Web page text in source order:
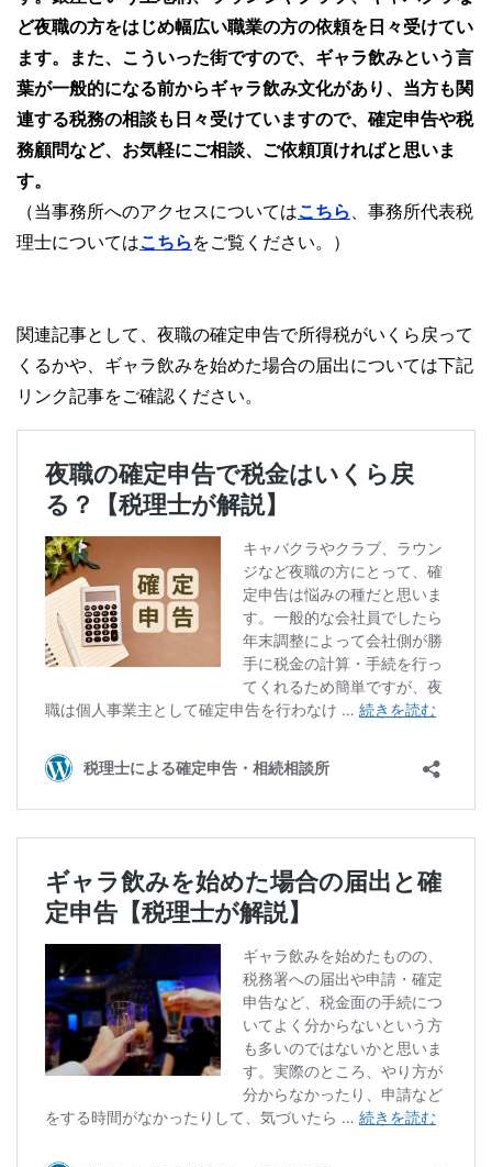
ど夜職の方をはじめ幅広い職業の方の依頼を日々受けてい
ます。また、こういった街ですので、ギャラ飲みという言
葉が一般的になる前からギャラ飲み文化があり、当方も関
連する税務の相談も日々受けていますので、確定申告や税
務顧問など、お気軽にご相談、ご依頼頂ければと思いま
す。
（当事務所へのアクセスについてはこちら
、事務所代表税
理士についてはこちら をご覧ください。）
関連記事として、夜職の確定申告で所得税がいくら戻って
くるかや、ギャラ飲みを始めた場合の届出については下記
リンク記事をご確認ください。